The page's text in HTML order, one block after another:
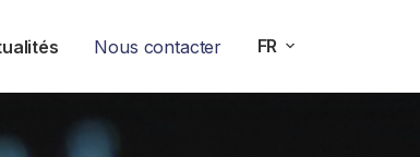
Nous contacter FR